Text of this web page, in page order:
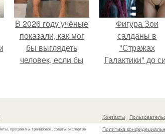
В 2026 году учёные
показали, как мог
бы выглядеть
человек, если бы
специально для
Фигура Зои
салданы в
"Стражах
Галактики" до
программы тренировок, советы экспертов
Контакты
Политика